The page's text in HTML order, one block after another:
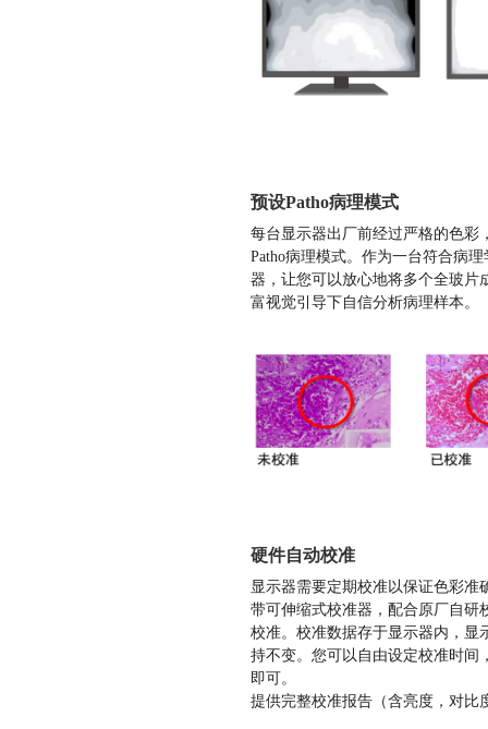
预设Patho病理模式
每台显示器出厂前经过严格的色彩
Patho病理模式。作为一台符合病
器，让您可以放心地将多个全玻片
富视觉引导下自信分析病理样本。
硬件自动校准
显示器需要定期校准以保证色彩准
带可伸缩式校准器，配合原厂自研
校准。校准数据存于显示器内，显
持不变。您可以自由设定校准时间
即可。
提供完整校准报告（含亮度，对比